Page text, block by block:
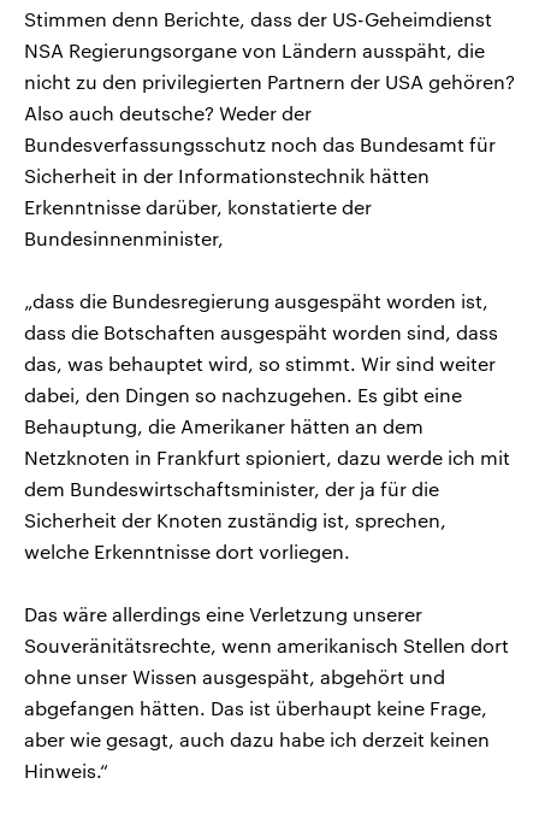
Stimmen denn Berichte, dass der US-Geheimdienst
NSA Regierungsorgane von Ländern ausspäht, die
nicht zu den privilegierten Partnern der USA gehören?
Also auch deutsche? Weder der
Bundesverfassungsschutz noch das Bundesamt für
Sicherheit in der Informationstechnik hätten
Erkenntnisse darüber, konstatierte der
Bundesinnenminister,
„dass die Bundesregierung ausgespäht worden ist,
dass die Botschaften ausgespäht worden sind, dass
das, was behauptet wird, so stimmt. Wir sind weiter
dabei, den Dingen so nachzugehen. Es gibt eine
Behauptung, die Amerikaner hätten an dem
Netzknoten in Frankfurt spioniert, dazu werde ich mit
dem Bundeswirtschaftsminister, der ja für die
Sicherheit der Knoten zuständig ist, sprechen,
welche Erkenntnisse dort vorliegen.
Das wäre allerdings eine Verletzung unserer
Souveränitätsrechte, wenn amerikanisch Stellen dort
ohne unser Wissen ausgespäht, abgehört und
abgefangen hätten. Das ist überhaupt keine Frage,
aber wie gesagt, auch dazu habe ich derzeit keinen
Hinweis.“